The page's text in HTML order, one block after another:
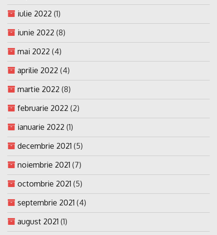
iulie 2022 (1)
iunie 2022 (8)
mai 2022 (4)
aprilie 2022 (4)
martie 2022 (8)
februarie 2022 (2)
ianuarie 2022 (1)
decembrie 2021 (5)
noiembrie 2021 (7)
octombrie 2021 (5)
septembrie 2021 (4)
august 2021 (1)